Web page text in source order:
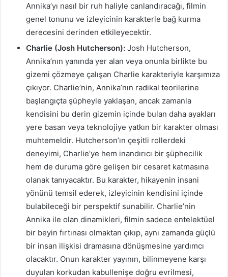
Annika’yı nasıl bir ruh haliyle canlandıracağı, filmin
genel tonunu ve izleyicinin karakterle bağ kurma
derecesini derinden etkileyecektir.
Charlie (Josh Hutcherson): Josh Hutcherson,
Annika’nın yanında yer alan veya onunla birlikte bu
gizemi çözmeye çalışan Charlie karakteriyle karşımıza
çıkıyor. Charlie’nin, Annika’nın radikal teorilerine
başlangıçta şüpheyle yaklaşan, ancak zamanla
kendisini bu derin gizemin içinde bulan daha ayakları
yere basan veya teknolojiye yatkın bir karakter olması
muhtemeldir. Hutcherson’ın çeşitli rollerdeki
deneyimi, Charlie’ye hem inandırıcı bir şüphecilik
hem de duruma göre gelişen bir cesaret katmasına
olanak tanıyacaktır. Bu karakter, hikayenin insani
yönünü temsil ederek, izleyicinin kendisini içinde
bulabileceği bir perspektif sunabilir. Charlie’nin
Annika ile olan dinamikleri, filmin sadece entelektüel
bir beyin fırtınası olmaktan çıkıp, aynı zamanda güçlü
bir insan ilişkisi dramasına dönüşmesine yardımcı
olacaktır. Onun karakter yayının, bilinmeyene karşı
duyulan korkudan kabullenişe doğru evrilmesi,